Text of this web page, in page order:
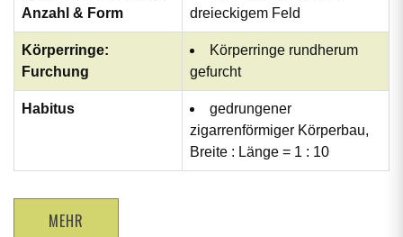
Anzahl & Form
dreieckigem Feld
Körperringe:
Furchung
Körperringe rundherum
gefurcht
Habitus
gedrungener
zigarrenförmiger Körperbau,
Breite : Länge = 1 : 10
MEHR